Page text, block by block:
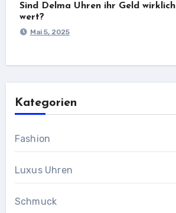
Sind Delma Uhren ihr Geld wirklich
wert?
Mai 5, 2025
Kategorien
Fashion
Luxus Uhren
Schmuck